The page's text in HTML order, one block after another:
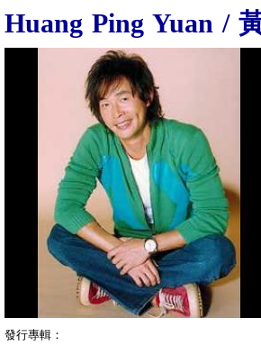
Huang Ping Yuan /
發行專輯：